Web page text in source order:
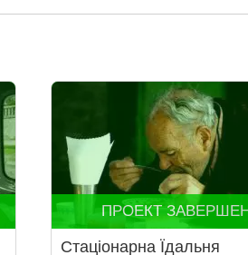
ПРОЕКТ
Стаціонарна Їдальня